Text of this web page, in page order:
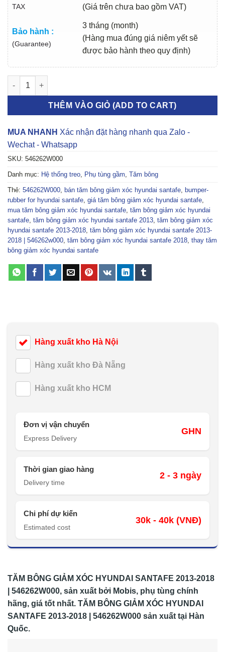
TAX
(Giá trên chưa bao gồm VAT)
Bảo hành :
(Guarantee)
3 tháng (month)
(Hàng mua đúng giá niêm yết sẽ
được bảo hành theo quy định)
TĂM BÔNG GIẢM XÓC HYUNDAI SANTAFE 2013-2018 |
THÊM VÀO GIỎ (ADD TO CART)
MUA NHANH Xác nhận đặt hàng nhanh qua Zalo -
Wechat - Whatsapp
SKU: 546262W000
Danh mục: Hệ thống treo Phụ tùng gầm Tăm bông
Thẻ: 546262W000 bán tăm bông giảm xóc hyundai santafe bumper-
rubber for hyundai santafe giá tăm bông giảm xóc hyundai santafe
mua tăm bông giảm xóc hyundai santafe tăm bông giảm xóc hyundai
santafe tăm bông giảm xóc hyundai santafe 2013 tăm bông giảm xóc
hyundai santafe 2013-2018 tăm bông giảm xóc hyundai santafe 2013-
2018 | 546262w000 tăm bông giảm xóc hyundai santafe 2018 thay tăm
bông giảm xóc hyundai santafe
Hàng xuất kho Hà Nội
Hàng xuất kho Đà Nẵng
Hàng xuất kho HCM
Đơn vị vận chuyển
Express Delivery
GHN
Thời gian giao hàng
Delivery time
2 - 3 ngày
Chi phí dự kiến
Estimated cost
30k - 40k (VNĐ)
TĂM BÔNG GIẢM XÓC HYUNDAI SANTAFE 2013-2018
| 546262W000, sản xuất bởi Mobis, phụ tùng chính
hãng, giá tốt nhất. TĂM BÔNG GIẢM XÓC HYUNDAI
SANTAFE 2013-2018 | 546262W000 sản xuất tại Hàn
Quốc.